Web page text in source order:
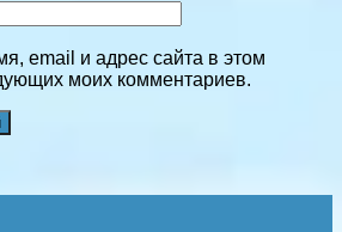
email и адрес сайта в этом
моих комментариев.